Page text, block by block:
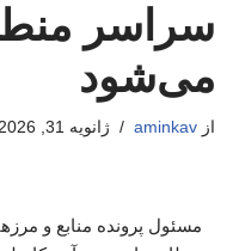
سراسر
می‌شود
از aminkav ژانویه 31, 2026
مسئول پرونده منابع و